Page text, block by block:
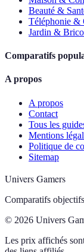
Beauté &
Téléphonie &
Jardin &
Comparatifs
A propos
A propos
Contact
Tous les
Mentions
Politique de
Sitemap
Univers Gamers
Comparatifs
© 2026 Univers
Les prix affichés